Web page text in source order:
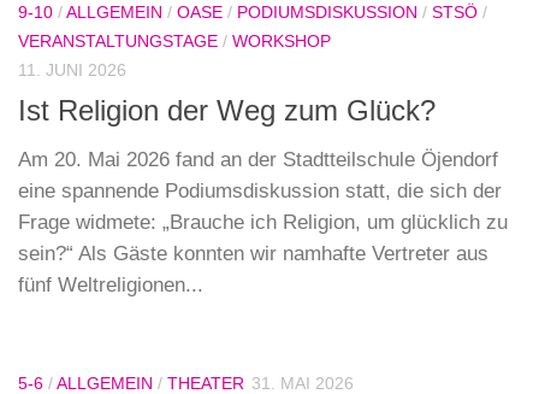
9-10 /ALLGEMEIN / OASE / PODIUMSDISKUSSION / STSÖ /
VERANSTALTUNGSTAGE / WORKSHOP
11. JUNI 2026
Ist Religion der Weg zum Glück?
Am 20. Mai 2026 fand an der Stadtteilschule Öjendorf
eine spannende Podiumsdiskussion statt, die sich der
Frage widmete: „Brauche ich Religion, um glücklich zu
sein?“ Als Gäste konnten wir namhafte Vertreter aus
fünf Weltreligionen...
5-6 /ALLGEMEIN / THEATER 31. MAI 2026